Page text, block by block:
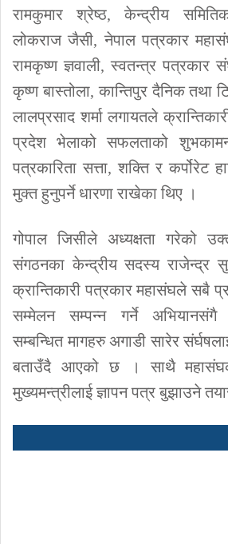
रामकुमार श्रेष्ठ, केन्द्रीय
लोकराज जैसी, नेपाल पत्रकार
रामकृष्ण ज्ञवाली, स्वतन्त्र पत्रकार
कृष्ण बास्तोला, कान्तिपुर दैनिक तथा
लालप्रसाद शर्मा लगायतले
प्रदेश भेलाको सफलताको
पत्रकारिता सत्ता, शक्ति र कर्पोरेट
मुक्त हुनुपर्ने धारणा राखेका थिए ।
गोपाल जिसीले अध्यक्षता गरेको
संगठनका केन्द्रीय सदस्य राजेन्द्र
क्रान्तिकारी पत्रकार महासंघले सबै
सम्मेलन सम्पन्न गर्ने
सम्बन्धित मागहरु अगाडी सारेर
बताउँदै आएको छ । साथै
मुख्यमन्त्रीलाई ज्ञापन पत्र बुझाउने